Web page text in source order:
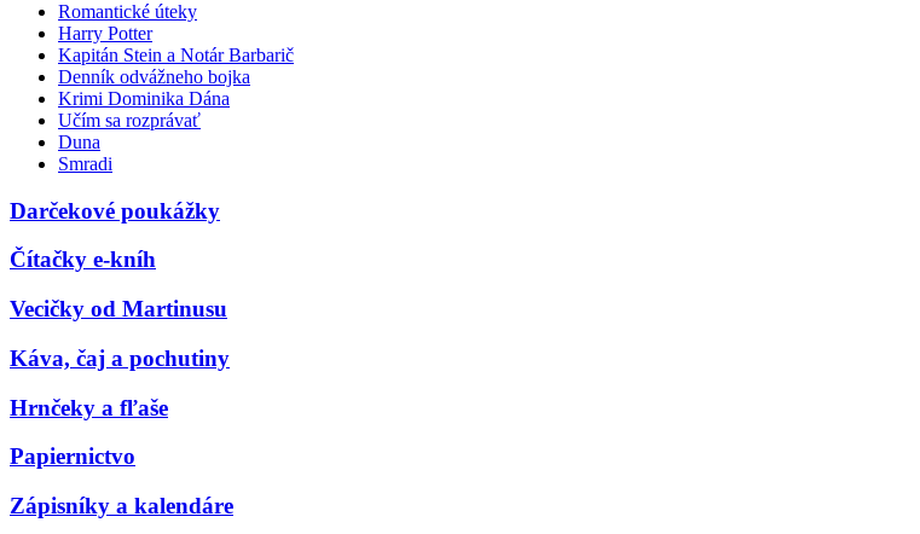
Romantické úteky
Harry Potter
Kapitán Stein a Notár Barbarič
Denník odvážneho bojka
Krimi Dominika Dána
Učím sa rozprávať
Duna
Smradi
Darčekové poukážky
Čítačky e-kníh
Vecičky od Martinusu
Káva, čaj a pochutiny
Hrnčeky a fľaše
Papiernictvo
Zápisníky a kalendáre